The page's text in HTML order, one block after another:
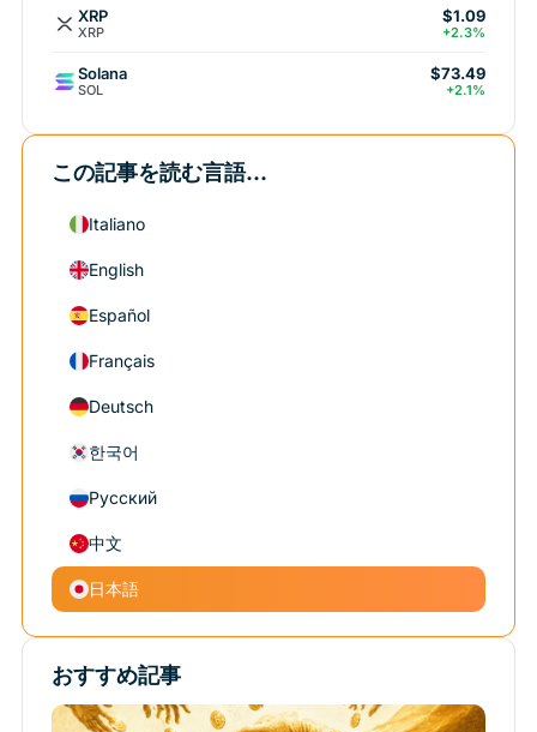
XRP
XRP
$1.09
+2.3%
Solana
SOL
$73.49
+2.1%
この記事を読む言語...
Italiano
English
Español
Français
Deutsch
한국어
Русский
中文
日本語
おすすめ記事